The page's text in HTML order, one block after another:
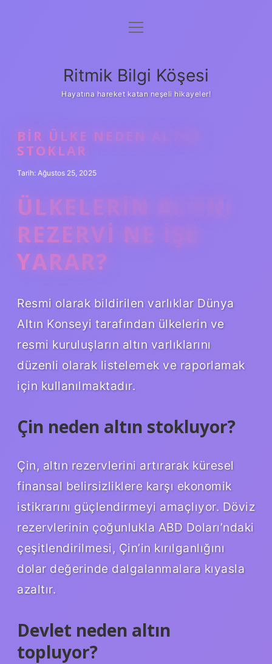
Anasayfa
Yasal Uyarı
menüyü
Ritmik Bilgi Köşesi
Hayatına hareket katan neşeli hikayeler!
BIR ÜLKE NEDEN ALTIN
STOKLAR
Tarih: Ağustos 25, 2025
ÜLKELERIN ALTIN
REZERVI NE IŞE
YARAR?
Resmi olarak bildirilen varlıklar Dünya
Altın Konseyi tarafından ülkelerin ve
resmi kuruluşların altın varlıklarını
düzenli olarak listelemek ve raporlamak
için kullanılmaktadır.
Çin neden altın stokluyor?
Çin, altın rezervlerini artırarak küresel
finansal belirsizliklere karşı ekonomik
istikrarını güçlendirmeyi amaçlıyor. Döviz
rezervlerinin çoğunlukla ABD Doları’ndaki
çeşitlendirilmesi, Çin’in kırılganlığını
dolar değerinde dalgalanmalara kıyasla
azaltır.
Devlet neden altın
topluyor?